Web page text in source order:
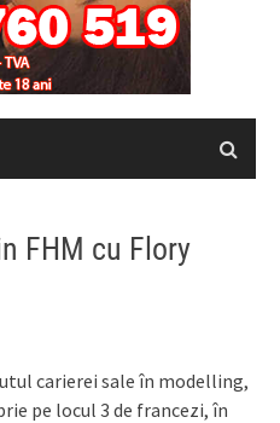
FHM cu Flory
carierei sale în modelling,
pe locul 3 de francezi, în